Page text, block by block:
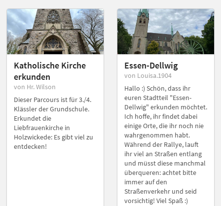
Katholische Kirche
erkunden
von Hr. Wilson
Dieser Parcours ist für 3./4.
Klässler der Grundschule.
Erkundet die
Liebfrauenkirche in
Holzwickede: Es gibt viel zu
entdecken!
Essen-Dellwig
von Louisa.1904
Hallo :) Schön, dass ihr
euren Stadtteil "Essen-
Dellwig" erkunden möchtet.
Ich hoffe, ihr findet dabei
einige Orte, die ihr noch nie
wahrgenommen habt.
Während der Rallye, lauft
ihr viel an Straßen entlang
und müsst diese manchmal
überqueren: achtet bitte
immer auf den
Straßenverkehr und seid
vorsichtig! Viel Spaß :)